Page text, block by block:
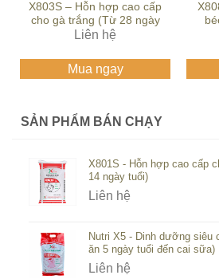
X803S – Hỗn hợp cao cấp
cho gà trắng (Từ 28 ngày
đến 42 ngày tuổi)
Liên hệ
Mua ngay
SẢN PHẨM BÁN CHẠY
X801S - Hỗn hợp cao cấp
14 ngày tuổi)
Liên hệ
Nutri X5 - Dinh dưỡng siêu
ăn 5 ngày tuổi đến cai sữa)
Liên hệ